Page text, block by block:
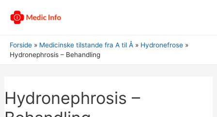
Forside Medicinske tilstande fra A til Å
Hydronefrose
Hydronephrosis – Behandling
Hydronephrosis –